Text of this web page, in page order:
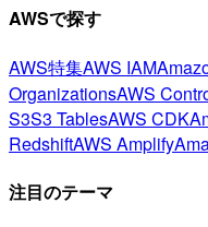
AWSで探す
AWS特集AWS IAM
OrganizationsAWS
S3S3 TablesAWS CDK
RedshiftAWS Amplify
注目のテーマ